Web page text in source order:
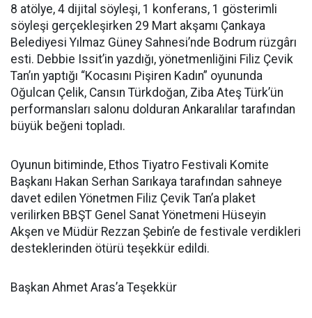
8 atölye, 4 dijital söyleşi, 1 konferans, 1 gösterimli
söyleşi gerçekleşirken 29 Mart akşamı Çankaya
Belediyesi Yılmaz Güney Sahnesi’nde Bodrum rüzgârı
esti. Debbie Issit’in yazdığı, yönetmenliğini Filiz Çevik
Tan’ın yaptığı “Kocasını Pişiren Kadın” oyununda
Oğulcan Çelik, Cansın Türkdoğan, Ziba Ateş Türk’ün
performansları salonu dolduran Ankaralılar tarafından
büyük beğeni topladı.
Oyunun bitiminde, Ethos Tiyatro Festivali Komite
Başkanı Hakan Serhan Sarıkaya tarafından sahneye
davet edilen Yönetmen Filiz Çevik Tan’a plaket
verilirken BBŞT Genel Sanat Yönetmeni Hüseyin
Akşen ve Müdür Rezzan Şebin’e de festivale verdikleri
desteklerinden ötürü teşekkür edildi.
Başkan Ahmet Aras’a Teşekkür